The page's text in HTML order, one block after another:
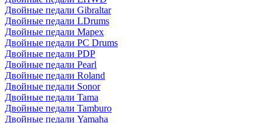
Двойные педали Gibraltar
Двойные педали LDrums
Двойные педали Mapex
Двойные педали PC Drums
Двойные педали PDP
Двойные педали Pearl
Двойные педали Roland
Двойные педали Sonor
Двойные педали Tama
Двойные педали Tamburo
Двойные педали Yamaha